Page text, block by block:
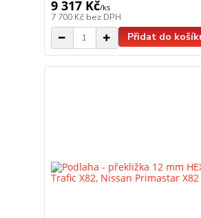
9 317 Kč/ks
7 700 Kč bez DPH
Přidat do